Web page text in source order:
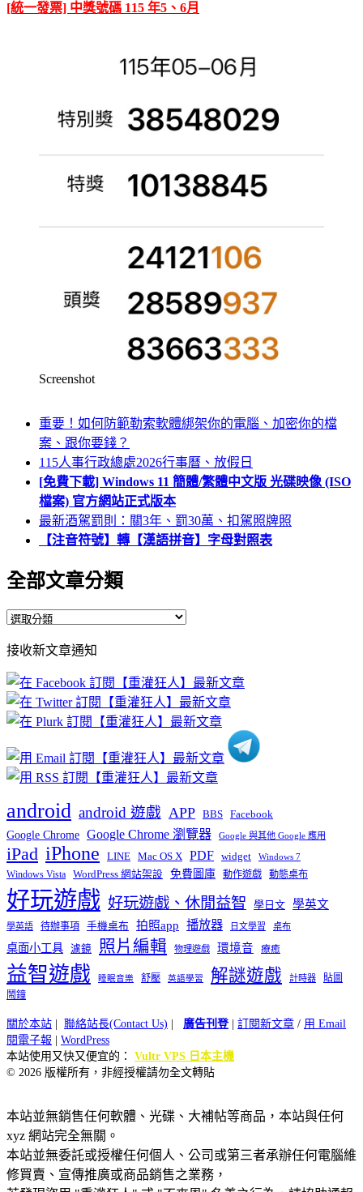
[統一發票] 中獎號碼 115 年5、6月
Screenshot
重要！如何防範勒索軟體綁架你的電腦、加密你的檔
案、跟你要錢？
115人事行政總處2026行事曆、放假日
[免費下載] Windows 11 簡體/繁體中文版 光碟映像 (ISO
檔案) 官方網站正式版本
最新酒駕罰則：關3年、罰30萬、扣駕照牌照
【注音符號】轉【漢語拼音】字母對照表
全部文章分類
全
文
章
分
類
接收新文章通知
android android 遊戲 APP BBS Facebook
Google Chrome Google Chrome 瀏覽器 Google 與其他 Google 應用
iPad iPhone LINE Mac OS X PDF widget Windows 7
Windows Vista WordPress 網站架設 免費圖庫 動作遊戲 動態桌布
好玩遊戲 好玩遊戲、休閒益智 學日文 學英文
學英語 待辦事項 手機桌布 拍照app 播放器 日文學習 桌布
桌面小工具 濾鏡 照片編輯 物理遊戲 環境音 療癒
益智遊戲 睡眠音樂 舒壓 英語學習 解謎遊戲 計時器
貼圖
鬧鐘
關於本站 | 聯絡站長(Contact Us) | 廣告刊登| 訂閱新文章 / 用 Email
閱電子報 | WordPress
本站使用又快又便宜的： Vultr VPS 日本主機
© 2026 版權所有，非經授權請勿全文轉貼
本站並無銷售任何軟體、光碟、大補帖等商品，本站與任何
xyz 網站完全無關。
本站並無委託或授權任何個人、公司或第三者承辦任何電腦維
修買賣、宣傳推廣或商品銷售之業務，